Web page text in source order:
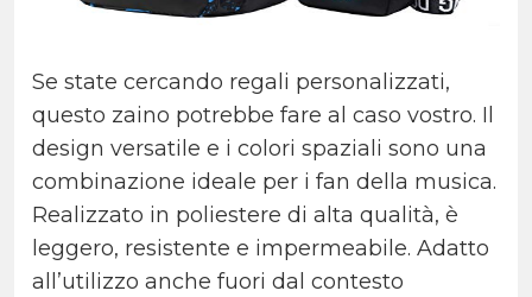
Se state cercando regali personalizzati,
questo zaino potrebbe fare al caso vostro. Il
design versatile e i colori spaziali sono una
combinazione ideale per i fan della musica.
Realizzato in poliestere di alta qualità, è
leggero, resistente e impermeabile. Adatto
all’utilizzo anche fuori dal contesto